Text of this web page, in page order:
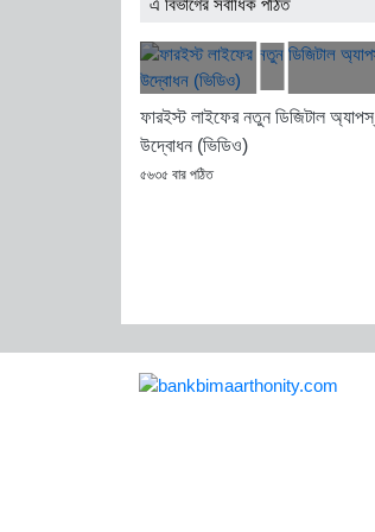
এ বিভাগের সর্বাধিক পঠিত
ফারইস্ট লাইফের নতুন ডিজিটাল অ্যাপস্
উদ্বোধন (ভিডিও)
৫৬৩৫ বার পঠিত